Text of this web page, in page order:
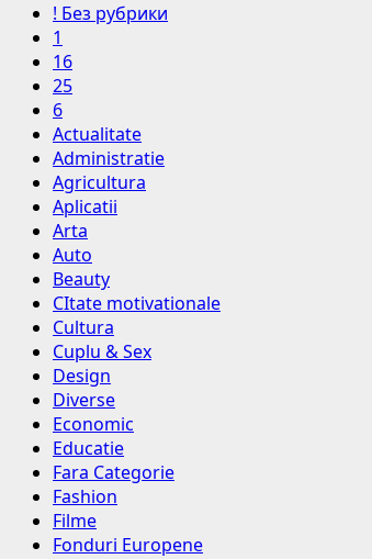
! Без рубрики
1
16
25
6
Actualitate
Administratie
Agricultura
Aplicatii
Arta
Auto
Beauty
CItate motivationale
Cultura
Cuplu & Sex
Design
Diverse
Economic
Educatie
Fara Categorie
Fashion
Filme
Fonduri Europene